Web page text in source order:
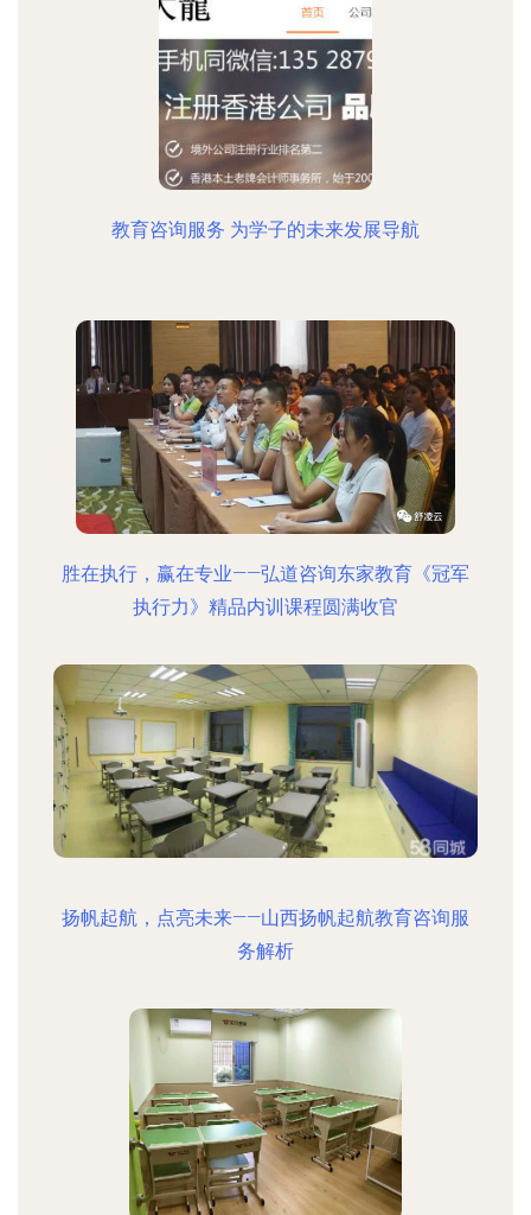
教育咨询服务 为学子的未来发展导航
胜在执行，赢在专业——弘道咨询东家教育《冠军
执行力》精品内训课程圆满收官
扬帆起航，点亮未来——山西扬帆起航教育咨询服
务解析